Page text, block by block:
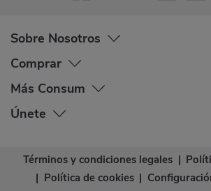
Sobre Nosotros
Comprar
Más Consum
Únete
Términos y condiciones legales |
| Política de cookies |